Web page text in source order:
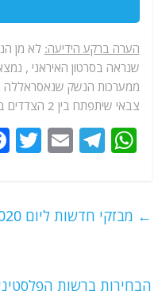
הערה ברקע הידיעה: לא מן
שנראה בסרטון האיראני ,
ממערכות הנשק שנאסראללה
צבאי שיתפתח בין 2 הצדדים בעתיד.
W
s
T
g
E
l
T
← מבזקי חדשות ליום 18-1-2020. מתעדכן
הבחירות ברשות